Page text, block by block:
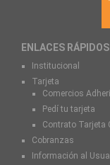
ENLACES RÁPIDOS
Institucional
Tarjeta
Comercios
Pedí tu tarjeta
Contrato Tarjeta
Cobranzas
Información al